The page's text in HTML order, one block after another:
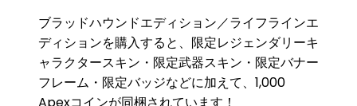
ブラッドハウンドエディション／ライフラインエ
ディションを購入すると、 限定レジェンダリーキ
ャラクタースキン ・ 限定武器スキン ・限定バナー
フレーム・限定バッジなどに加えて、 1,000
Apexコインが同梱されています！